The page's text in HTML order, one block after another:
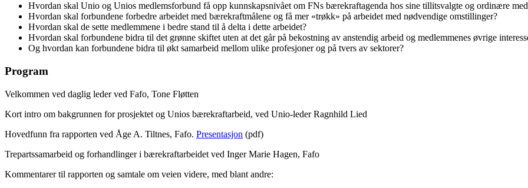
Hvordan skal Unio og Unios medlemsforbund få opp kunnskapsnivået om FNs bærekraftagenda hos sine tillitsvalgte og ordinære
Hvordan skal forbundene forbedre arbeidet med bærekraftmålene og få mer «trøkk» på arbeidet med nødvendige omstillinger?
Hvordan skal de sette medlemmene i bedre stand til å delta i dette arbeidet?
Hvordan skal forbundene bidra til det grønne skiftet uten at det går på bekostning av anstendig arbeid og medlemmenes øvrige
Og hvordan kan forbundene bidra til økt samarbeid mellom ulike profesjoner og på tvers av sektorer?
Program
Velkommen ved daglig leder ved Fafo, Tone Fløtten
Kort intro om bakgrunnen for prosjektet og Unios bærekraftarbeid, ved Unio-leder Ragnhild Lied
Hovedfunn fra rapporten ved Åge A. Tiltnes, Fafo. Presentasjon (pdf)
Trepartssamarbeid og forhandlinger i bærekraftarbeidet ved Inger Marie Hagen, Fafo
Kommentarer til rapporten og samtale om veien videre, med blant andre: